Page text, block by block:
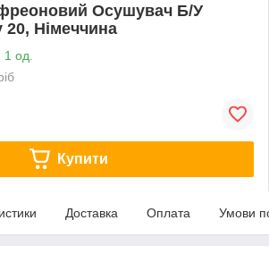
Осушувач Б/У
Німеччина
1 од.
Купити
Доставка Оплата Умови